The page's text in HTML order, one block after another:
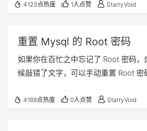
4123点热度 1人点赞 StarryVoid
重置 Mysql 的 Root 密码
如果你在百忙之中忘记了 Root 密码，
候敲错了文字，可以手动重置 Root 密
4189点热度 0人点赞 StarryVoid